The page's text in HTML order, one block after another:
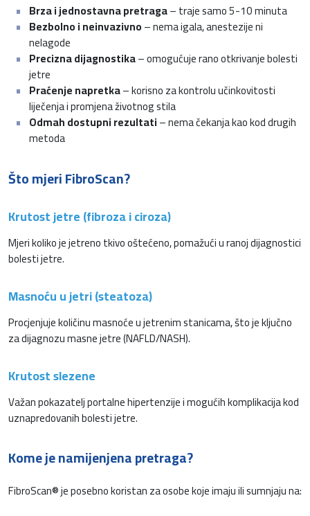
Brza i jednostavna pretraga– traje samo 5-10 minuta
Bezbolno i neinvazivno– nema igala, anestezije ni
nelagode
Precizna dijagnostika– omogućuje rano otkrivanje bolesti
jetre
Praćenje napretka– korisno za kontrolu učinkovitosti
liječenja i promjena životnog stila
Odmah dostupni rezultati– nema čekanja kao kod drugih
metoda
Što mjeri FibroScan?
Krutost jetre (fibroza i ciroza)
Mjeri koliko je jetreno tkivo oštećeno, pomažući u ranoj dijagnostici
bolesti jetre.
Masnoću u jetri (steatoza)
Procjenjuje količinu masnoće u jetrenim stanicama, što je ključno
za dijagnozu masne jetre (NAFLD/NASH).
Krutost slezene
Važan pokazatelj portalne hipertenzije i mogućih komplikacija kod
uznapredovanih bolesti jetre.
Kome je namijenjena pretraga?
FibroScan® je posebno koristan za osobe koje imaju ili sumnjaju na: